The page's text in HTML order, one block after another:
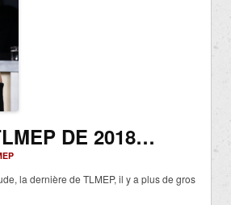
DE 2018…
la dernière de TLMEP, il y a plus de gros